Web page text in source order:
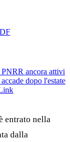
ancora attivi
dopo l'estate
entrato nella
dalla